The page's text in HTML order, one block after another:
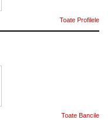
Toate Profilele
Toate Bancile